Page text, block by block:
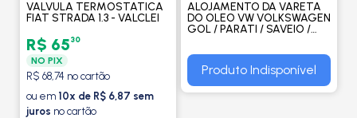
VALVULA TERMOSTATICA
FIAT STRADA 1.3 - VALCLEI
R$ 6530
NO PIX
R$ 68,74 no cartão
ou em 10x de R$ 6,87 sem
juros no cartão
ALOJAMENTO DA VARETA
DO OLEO VW VOLKSWAGEN
GOL / PARATI / SAVEIO /
Produto Indisponível